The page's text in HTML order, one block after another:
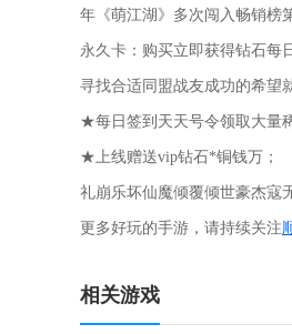
年《萌江湖》多次闯入畅销榜
永久卡：购买立即获得钻石每
寻找合适同盟战友成功的希望
★每日签到天天号令领取大量
★上线赠送vip钻石*铜钱万；
礼崩乐坏仙魔倾覆倾世豪杰寇
更多好玩的手游，请持续关注
相关游戏